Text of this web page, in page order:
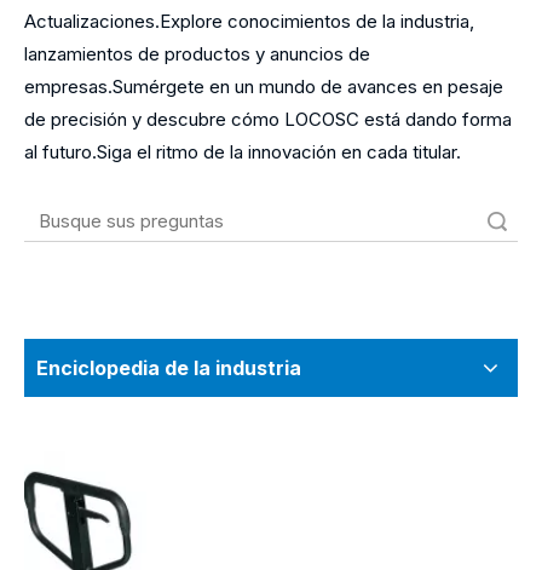
Actualizaciones.Explore conocimientos de la industria,
lanzamientos de productos y anuncios de
empresas.Sumérgete en un mundo de avances en pesaje
de precisión y descubre cómo LOCOSC está dando forma
al futuro.Siga el ritmo de la innovación en cada titular.
Enciclopedia de la industria